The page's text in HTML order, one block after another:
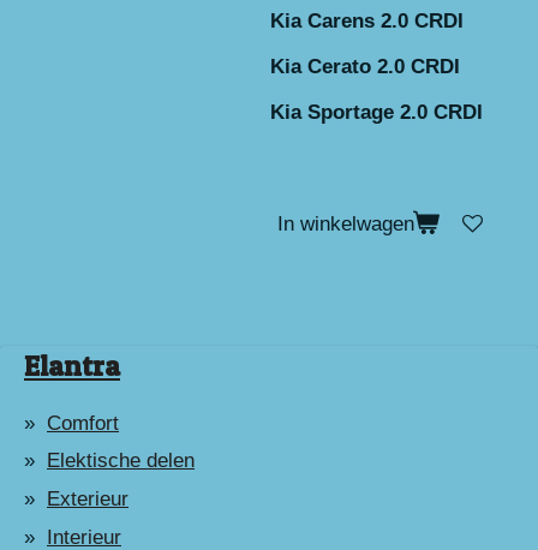
Kia Carens 2.0 CRDI
Kia Cerato 2.0 CRDI
Kia Sportage 2.0 CRDI
In winkelwagen
Elantra
Comfort
Elektische delen
Exterieur
Interieur